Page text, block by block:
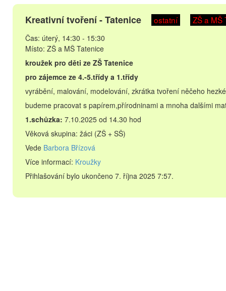
Kreativní tvoření - Tatenice ostatní ZŠ a MŠ
Čas: úterý, 14:30 - 15:30
Místo: ZŠ a MŠ Tatenice
kroužek pro děti ze ZŠ Tatenice
pro zájemce ze 4.-5.třídy a 1.třídy
vyrábění, malování, modelování, zkrátka tvoření něčeho
budeme pracovat s papírem,přírodninami a mnoha dalšími
1.schůzka: 7.10.2025 od 14.30 hod
Věková skupina: žáci (ZŠ + SŠ)
Vede Barbora Břízová
Více informací: Kroužky
Přihlašování bylo ukončeno 7. října 2025 7:57.